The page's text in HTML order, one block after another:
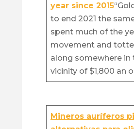
year since 2015
to end 2021 the
spent much of the
movement and
along somewhere in
vicinity of $1,800 an
Mineros auríferos